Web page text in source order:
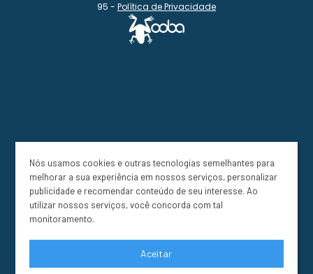
95 - Política de Privacidade
Nós usamos cookies e outras tecnologias semelhantes para
melhorar a sua experiência em nossos serviços, personalizar
publicidade e recomendar conteúdo de seu interesse. Ao
utilizar nossos serviços, você concorda com tal
monitoramento.
Aceitar